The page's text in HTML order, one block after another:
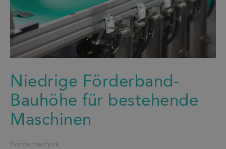
Niedrige Förderband-
Bauhöhe für bestehende
Maschinen
Fördertechnik